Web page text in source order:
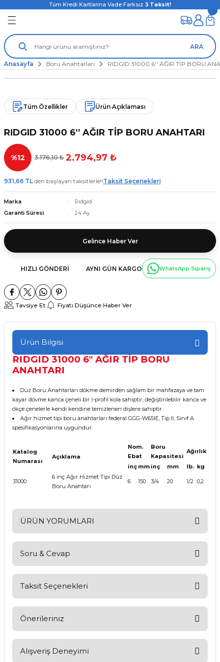
Tüm Kredi Kartlarına Vade Farksız 3 Taksit!
ARA
Anasayfa Boru Anahtarları RIDGID 31000 6'' AĞIR TİP BORU
Tüm Özellikler Ürün Açıklaması
RIDGID 31000 6'' AĞIR TİP BORU ANAHTARI
%12 3.176,10 ₺ 2.794,97 ₺
931,66 TL den başlayan taksitlerle!!Taksit Seçenekleri
Marka
Rıdgıd
Garanti Süresi
24 Ay
Gelince Haber Ver
HIZLI GÖNDERI AYNI GÜN KARGO WhatsApp Sipariş
Tavsiye Et Fiyatı Düşünce Haber Ver
Ürün Bilgisi
RIDGID 31000 6" AĞIR TİP BORU
ANAHTARI
Düz Boru Anahtarları dökme demirden sağlam bir mahfazaya ve tam
kayar dövme kanca çeneli bir I-profil kola sahiptir, değiştirilebilir kanca ve
ökçe çenelerle kendi kendine temizlenen dişlere sahiptir.
Ağır hizmet tipi boru anahtarları federal GGG-W65IE, Tip II, Sınıf A
spesifikasyonlarına uygundur.
Katalog
Numarası
Açıklama
Nom.
Ebat
Boru
Kapasitesi
Ağırlık
inç mm inç mm lb. kg
31000
6 inç Ağır Hizmet Tipi Düz
Boru Anahtarı
6 150 3/4 20 1/2 0,2
ÜRÜN YORUMLARI
Bu ürüne ilk yorumu siz yapın!
Soru & Cevap
Ürün hakkında henüz soru sorulmamış.
Taksit Seçenekleri
Önerileriniz
kullanarak tarafımıza iletebilirsiniz.
Alışveriş Deneyimi